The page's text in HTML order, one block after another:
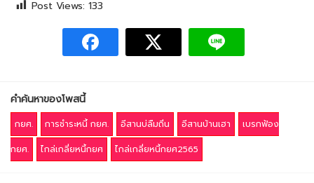
Post Views: 133
คำค้นหาของโพสนี้
กยศ. การชำระหนี้ กยศ. อีสานบ่ลืมถิ่น อีสานบ้านเฮา
เบรกฟ้อง
กยศ.
ไกล่เกลี่ยหนี้กยศ ไกล่เกลี่ยหนี้กยศ2565